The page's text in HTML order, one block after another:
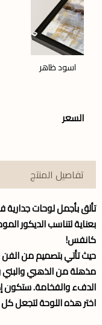
اسود ظاهر
السعر
تفاصيل المنتج
تألق بأجمللوحات جدارية
بعناية لتناسب الديكور
كانفس!
حيث تأتي بتصميم من الفن
مذهلة من الذهبي
الدفء والفخامة. ستكون
اختر هذه اللوحة لتجعل